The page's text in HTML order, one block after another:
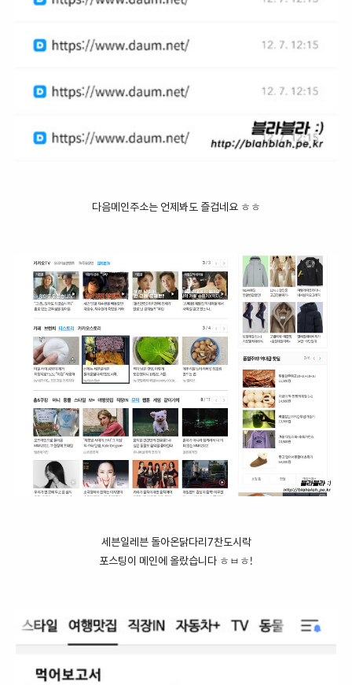
다음메인주소는 언제봐도 즐겁네요 ㅎㅎ
세븐일레븐 돌아온닭다리7찬도시락
포스팅이 메인에 올랐습니다 ㅎㅂㅎ!